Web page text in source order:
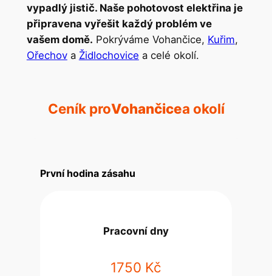
vypadlý jistič. Naše pohotovost elektřina je
připravena vyřešit každý problém ve
vašem domě. Pokrýváme Vohančice, Kuřim,
Ořechova Židlochovice a celé okolí.
Ceník proVohančicea okolí
První hodina zásahu
Pracovní dny
1750 Kč